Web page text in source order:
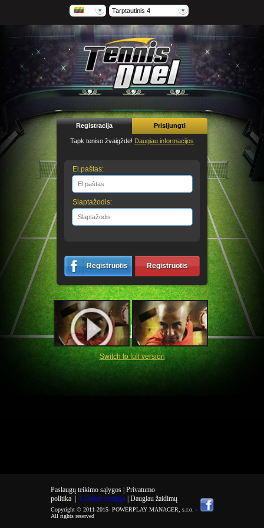
Tarptautinis 4
Registracija Prisijungti
Tapk teniso žvaigžde! Daugiau informacijos
El.paštas:
Slaptažodis:
Registruotis Registruotis
Switch to full version
Paslaugų teikimo sąlygos | Privatumo
politika| Cookies settings | Daugiau žaidimų
Copyright © 2011-2015- POWERPLAY MANAGER, s.r.o. -
All rights reserved